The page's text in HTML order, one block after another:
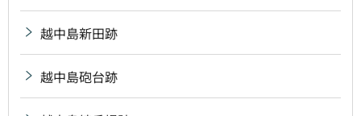
越中島新田跡
越中島砲台跡